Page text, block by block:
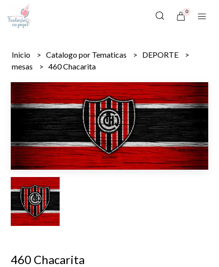
0
Inicio Catalogo por Tematicas
DEPORTE
mesas
460 Chacarita
460 Chacarita